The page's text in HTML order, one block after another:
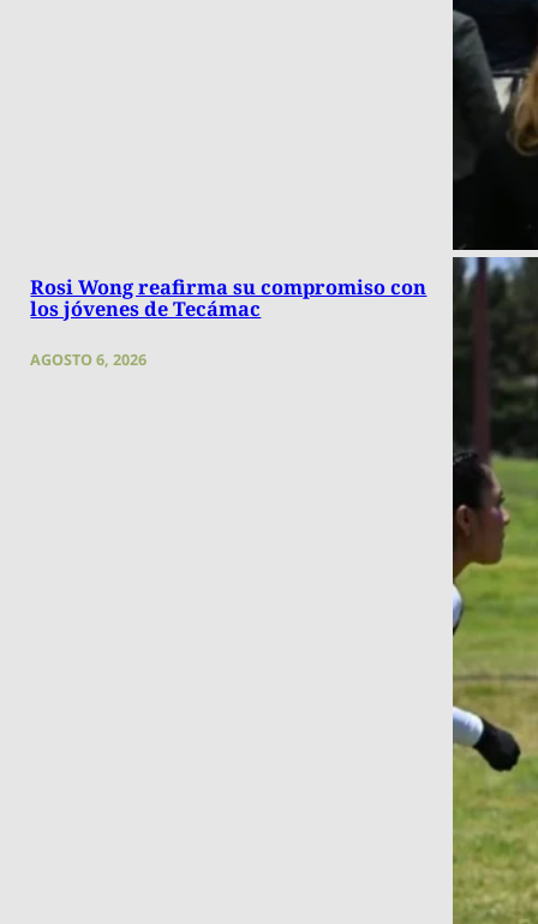
Rosi Wong reafirma su compromiso con
los jóvenes de Tecámac
AGOSTO 6, 2026